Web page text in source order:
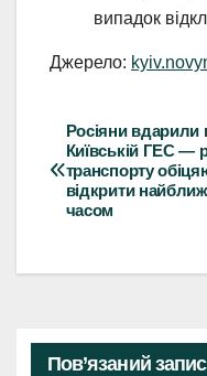
випадок
Джерело:
Навігація
записів
Росіяни вдарили
Київській ГЕС —
транспорту
відкрити
часом
Пов’язаний запис